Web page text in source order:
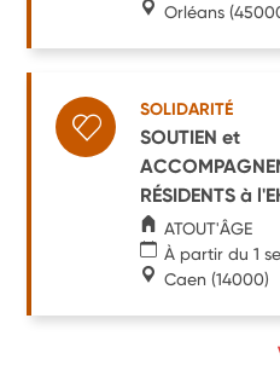
Orléans
SOLIDARITÉ
SOUTIEN et
RÉSIDENTS à
ATOUT'ÂGE
À partir du 1
Caen (14000)